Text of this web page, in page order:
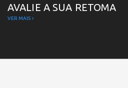
AVALIE A SUA RETOMA
VER MAIS